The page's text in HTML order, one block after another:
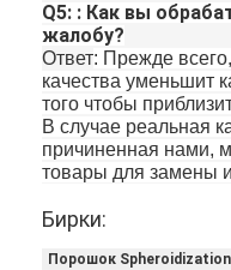
Q5: : Как вы
жалобу?
Ответ: Прежде
качества уменьшит
того чтобы
В случае реальная
причиненная нами,
товары для замены
Бирки:
Порошок